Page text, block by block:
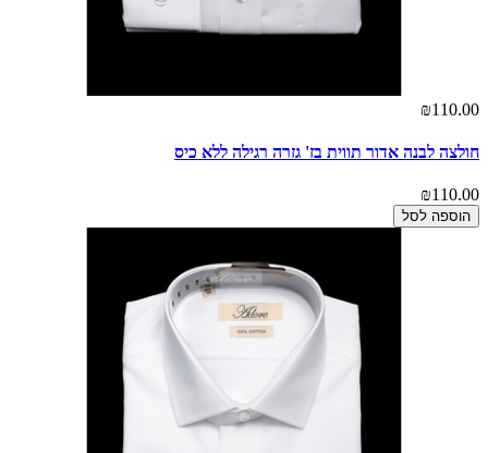
₪110.00
חולצה לבנה אדור תווית בז' גזרה רגילה ללא כיס
₪110.00
הוספה לסל